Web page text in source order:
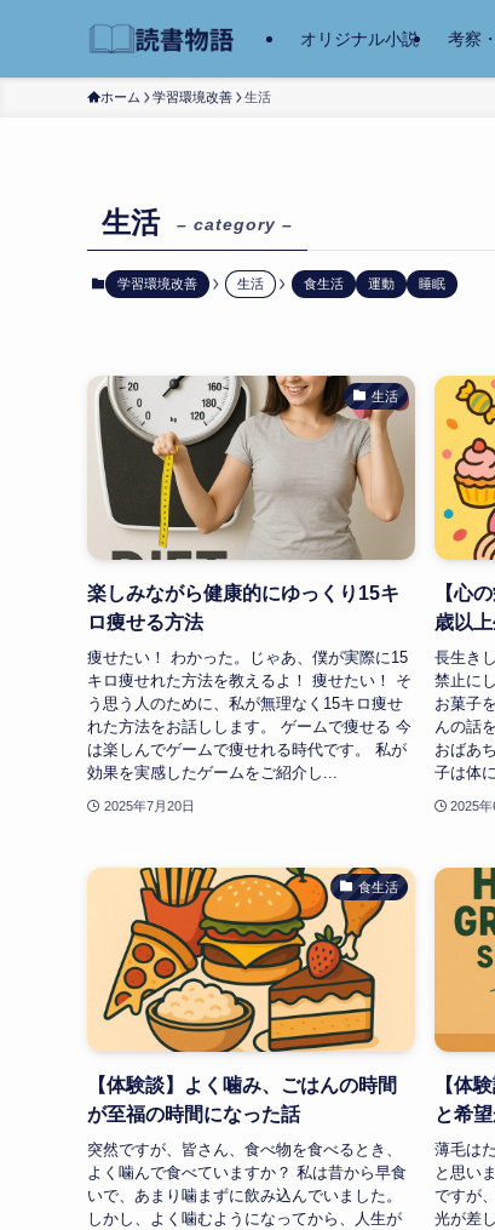
オリジナル小説 考察
ホーム 学習環境改善 生活
生活 – category –
学習環境改善 生活 食生活 運動 睡眠
生活
楽しみながら健康的にゆっくり15キ
ロ痩せる方法
痩せたい！ わかった。じゃあ、僕が実際に15
キロ痩せれた方法を教えるよ！ 痩せたい！ そ
う思う人のために、私が無理なく15キロ痩せ
れた方法をお話しします。 ゲームで痩せる 今
は楽しんでゲームで痩せれる時代です。 私が
効果を実感したゲームをご紹介し...
2025年7月20日
【心
歳以
長生き
禁止に
お菓子
んの話
おばあ
子は体
2025年
食生活
【体験談】よく噛み、ごはんの時間
が至福の時間になった話
突然ですが、皆さん、食べ物を食べるとき、
よく噛んで食べていますか？ 私は昔から早食
いで、あまり噛まずに飲み込んでいました。
しかし、よく噛むようになってから、人生が
【体
と希
薄毛は
と思い
ですが
光が差